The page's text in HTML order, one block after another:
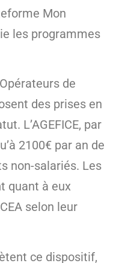
Mon
les programmes
de
des prises en
L’AGEFICE, par
2100€ par an de
non-salariés. Les
quant à eux
selon leur
ce dispositif,